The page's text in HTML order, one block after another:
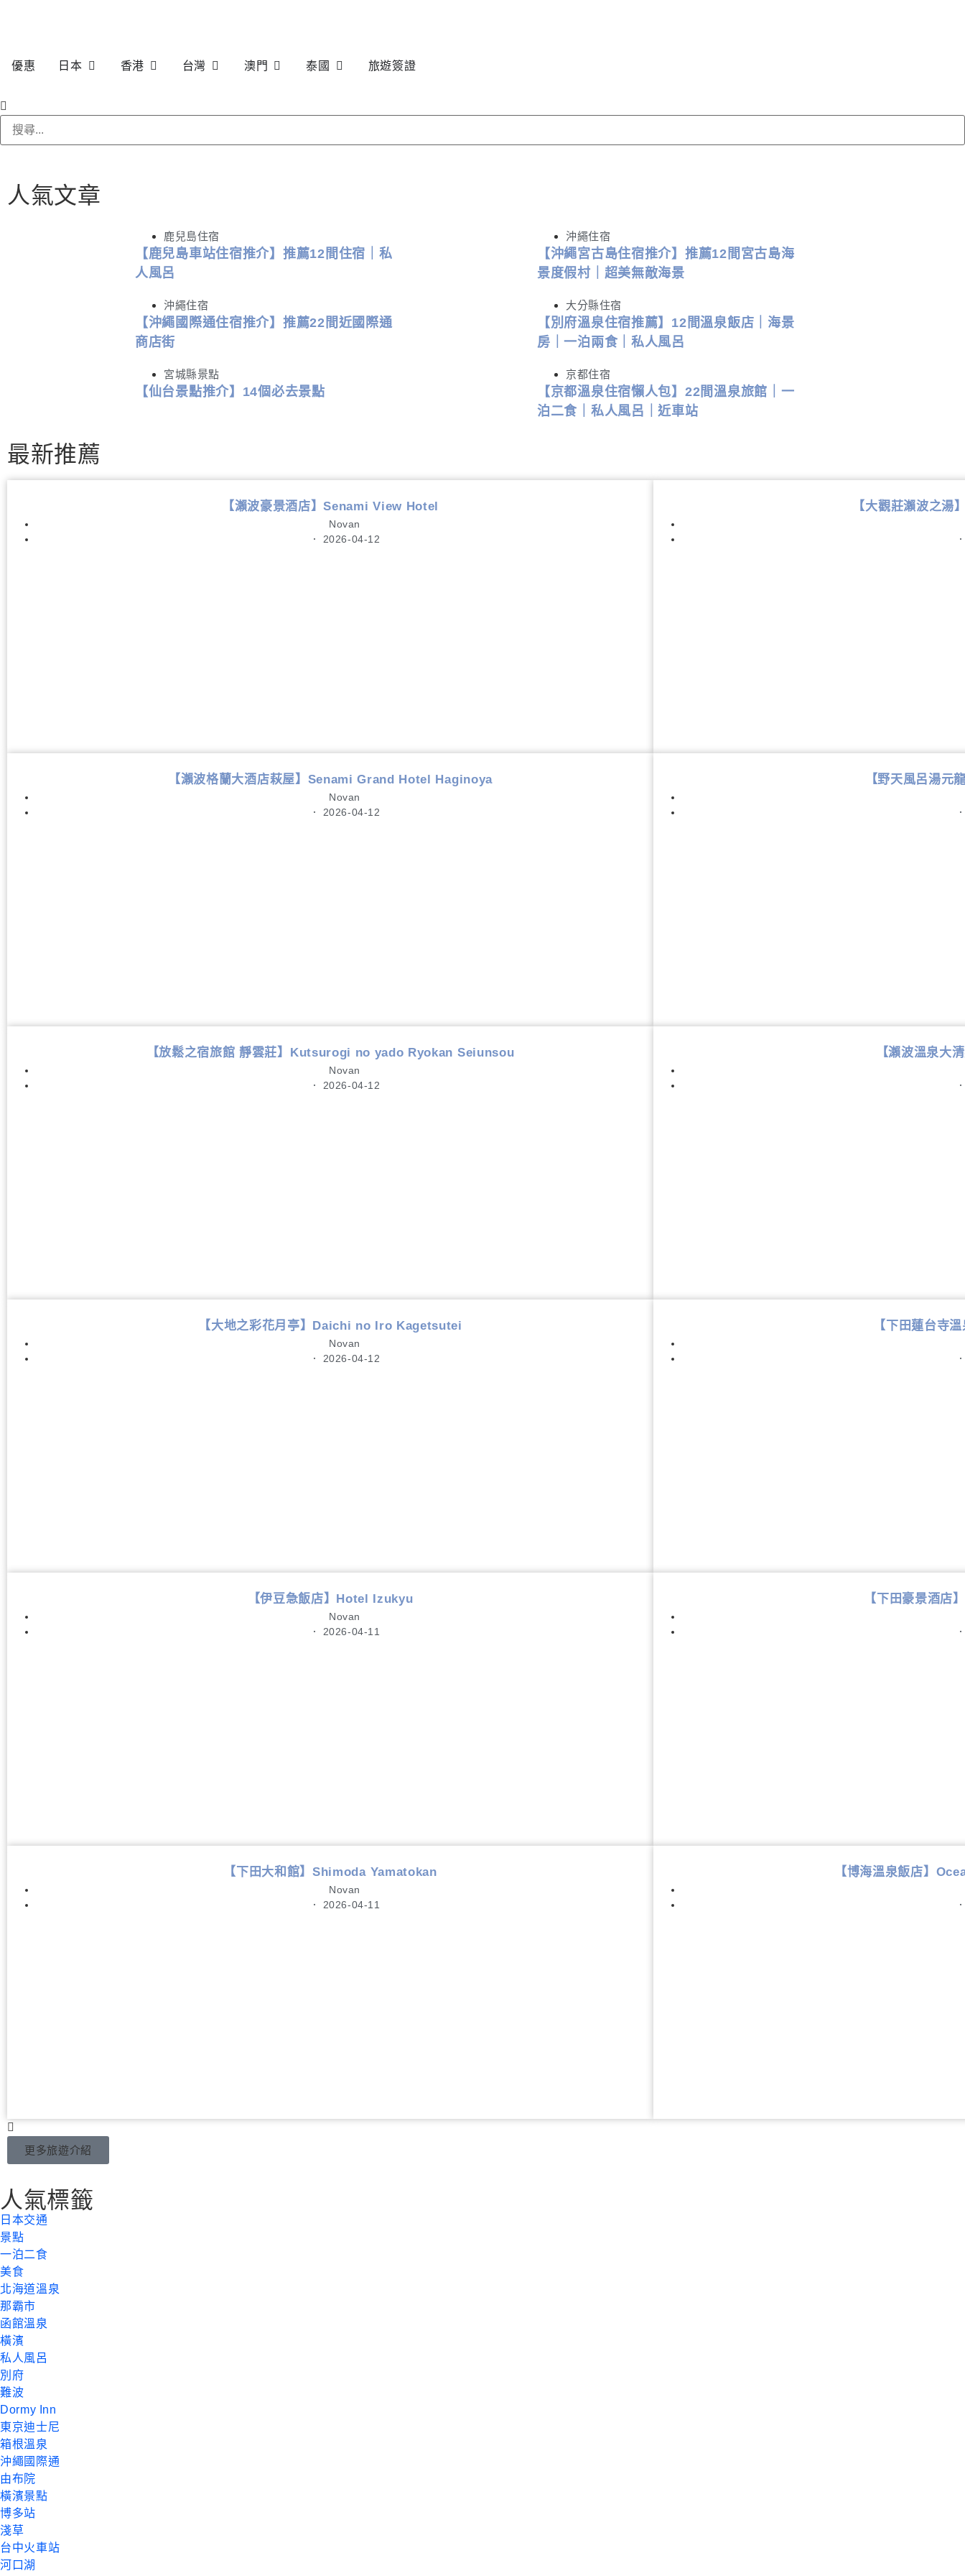
優惠 日本 香港 台灣 澳門 泰國 旅遊簽證
人氣文章
鹿兒島住宿
【鹿兒島車站住宿推介】推薦12間住宿｜私
人風呂
沖繩住宿
【沖繩宮古島住宿推介】推薦12間宮古島海
景度假村｜超美無敵海景
沖繩住宿
【沖繩國際通住宿推介】推薦22間近國際通
商店街
大分縣住宿
【別府溫泉住宿推薦】12間溫泉飯店｜海景
房｜一泊兩食｜私人風呂
宮城縣景點
【仙台景點推介】14個必去景點
京都住宿
【京都溫泉住宿懶人包】22間溫泉旅館｜一
泊二食｜私人風呂｜近車站
最新推薦
【瀨波豪景酒店】Senami View Hotel
Novan
．
2026-04-12
【大觀莊瀨波之
【瀨波格蘭大酒店萩屋】Senami Grand Hotel Haginoya
Novan
．
2026-04-12
【野天風呂湯元
【放鬆之宿旅館 靜雲莊】Kutsurogi no yado Ryokan Seiunsou
Novan
．
2026-04-12
【瀨波溫泉大
【大地之彩花月亭】Daichi no Iro Kagetsutei
Novan
．
2026-04-12
【下田蓮台寺
【伊豆急飯店】Hotel Izukyu
Novan
．
2026-04-11
【下田豪景酒店
【下田大和館】Shimoda Yamatokan
Novan
．
2026-04-11
【博海溫泉飯店】
更多旅遊介紹
人氣標籤
日本交通
景點
一泊二食
美食
北海道溫泉
那霸市
函館溫泉
橫濱
私人風呂
別府
難波
Dormy Inn
東京迪士尼
箱根溫泉
沖繩國際通
由布院
橫濱景點
博多站
淺草
台中火車站
河口湖